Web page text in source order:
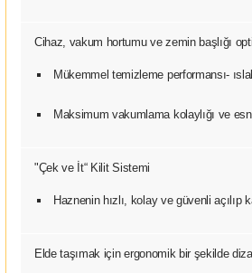
Cihaz, vakum hortumu ve zemin başlığı
Mükemmel temizleme performansı-
Maksimum vakumlama kolaylığı ve
"Çek ve İt“ Kilit Sistemi
Haznenin hızlı, kolay ve güvenli açılıp
Elde taşımak için ergonomik bir şekilde